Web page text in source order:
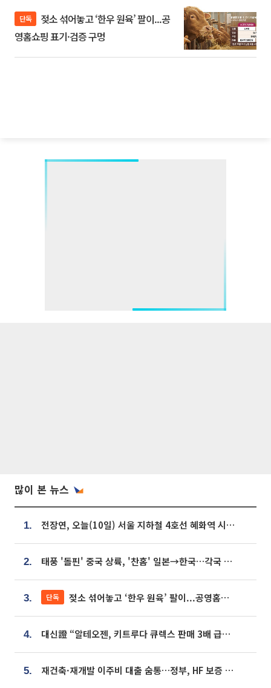
단독
영홈쇼핑 표기·검증 구멍
많이 본 뉴스
1. 전장연, 오늘(10일) 서울 지하철 4호선 혜화역 시위…1호선 용산역 무정차
2. 태풍 '돌핀' 중국 상륙, '찬홈' 일본→한국…각국 기상청 예상 경로는?
3. 단독 젖소 섞어놓고 ‘한우 원육’ 팔이...공영홈쇼핑 표기·검증 구멍
4. 대신證 “알테오젠, 키트루다 큐렉스 판매 3배 급증…목표가 41만원 상향”
5. 재건축·재개발 이주비 대출 숨통…정부, HF 보증 신설 추진